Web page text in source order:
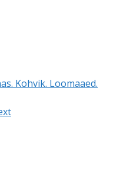
Kohvik. Loomaaed.